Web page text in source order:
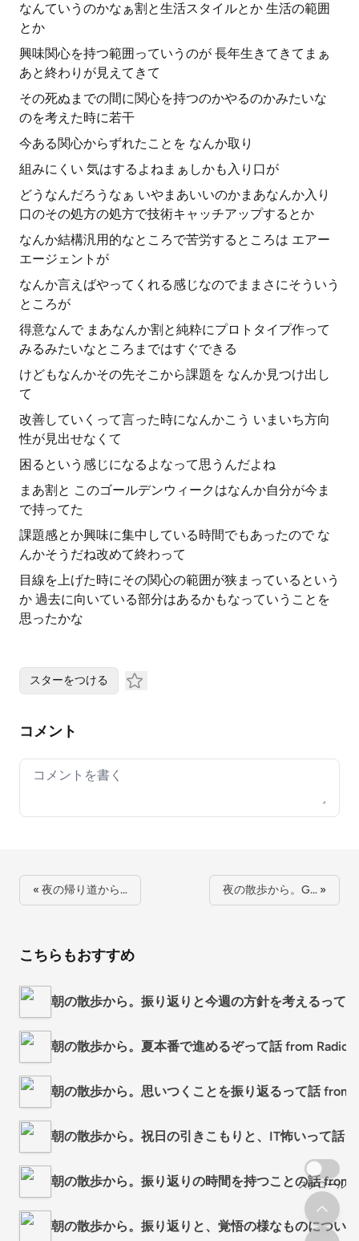
なんていうのかなぁ割と生活スタイルとか 生活の範囲
とか
興味関心を持つ範囲っていうのが 長年生きてきてまぁ
あと終わりが見えてきて
その死ぬまでの間に関心を持つのかやるのかみたいな
のを考えた時に若干
今ある関心からずれたことを なんか取り
組みにくい 気はするよねまぁしかも入り口が
どうなんだろうなぁ いやまあいいのかまあなんか入り
口のその処方の処方で技術キャッチアップするとか
なんか結構汎用的なところで苦労するところは エアー
エージェントが
なんか言えばやってくれる感じなのでままさにそういう
ところが
得意なんで まあなんか割と純粋にプロトタイプ作って
みるみたいなところまではすぐできる
けどもなんかその先そこから課題を なんか見つけ出し
て
改善していくって言った時になんかこう いまいち方向
性が見出せなくて
困るという感じになるよなって思うんだよね
まあ割と このゴールデンウィークはなんか自分が今ま
で持ってた
課題感とか興味に集中している時間でもあったので な
んかそうだね改めて終わって
目線を上げた時にその関心の範囲が狭まっているという
か 過去に向いている部分はあるかもなっていうことを
思ったかな
スターをつける
コメント
Your comment
« 夜の帰り道から… 夜の散歩から。G… »
こちらもおすすめ
朝の散歩から。振り返りと今週の方針を考えるって
朝の散歩から。夏本番で進めるぞって話 from
朝の散歩から。思いつくことを振り返るって話 from
朝の散歩から。祝日の引きこもりと、IT怖いって話
朝の散歩から。振り返りの時間を持つことの話 from
朝の散歩から。振り返りと、覚悟の様なものについ
スクロール